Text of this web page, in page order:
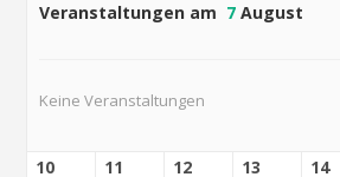
Veranstaltungen am 7 August
Keine Veranstaltungen
10 11 12 13 14